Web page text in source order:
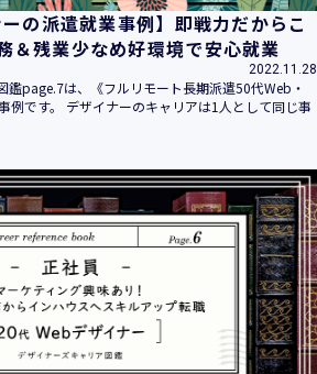
下「当社」といいます。）が取得する
識別に係る以下の情報をいいます。
ID、パスワード、ニックネーム、IPア
定の個人を識別できる情報
ことができ、それにより特定の個人を
こととなるものを含みます。）
るサービス（以下総称して「当社サー
において、お客様が、当社でご利用に
、ご利用日時、ご利用回数などのご利
に関する情報
の派遣就業事例】即戦力だからこ
＆残業少なめ好環境で安心就業
2022.11.28
鑑page.7は、《フルリモート長期派遣50代Web・
例です。 デザイナーのキャリアは1人として同じ事